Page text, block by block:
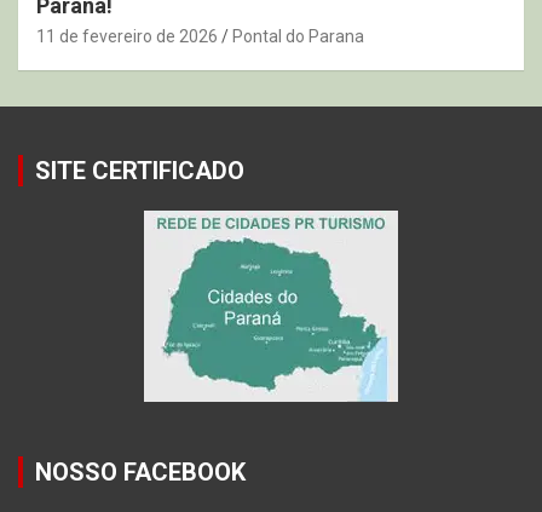
Paraná!
11 de fevereiro de 2026 Pontal do Parana
SITE CERTIFICADO
NOSSO FACEBOOK